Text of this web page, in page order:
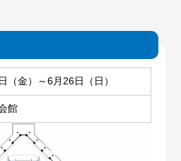
（金）～6月26日（日）
館